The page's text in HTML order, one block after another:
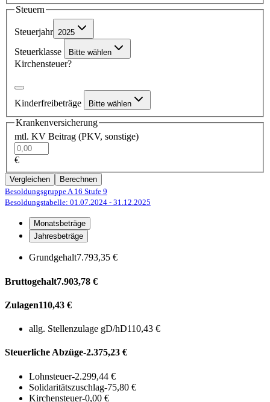
Steuern
Steuerjahr 2025
Steuerklasse Bitte wählen
Kirchensteuer?
Kinderfreibeträge Bitte wählen
Krankenversicherung
mtl. KV Beitrag (PKV, sonstige)
€
Vergleichen
Berechnen
Besoldungsgruppe A 16 Stufe 9
Besoldungstabelle: 01.07.2024 - 31.12.2025
Monatsbeträge
Jahresbeträge
Grundgehalt7.793,35 €
Bruttogehalt7.903,78 €
Zulagen110,43 €
allg. Stellenzulage gD/hD110,43 €
Steuerliche Abzüge-2.375,23 €
Lohnsteuer-2.299,44 €
Solidaritätszuschlag-75,80 €
Kirchensteuer-0,00 €